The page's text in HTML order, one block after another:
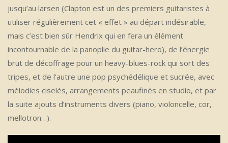
jusqu’au larsen (Clapton est un des premiers guitaristes à
utiliser régulièrement cet « effet » au départ indésirable,
mais c’est bien sûr Hendrix qui en fera un élément
incontournable de la panoplie du guitar-hero), de l’énergie
brut de décoffrage pour un heavy-blues-rock qui sort des
tripes, et de l’autre une pop psychédélique et sucrée, avec
mélodies ciselés, arrangements peaufinés en studio, et par
la suite ajouts d’instruments divers (piano, violoncelle, cor,
mellotron…).